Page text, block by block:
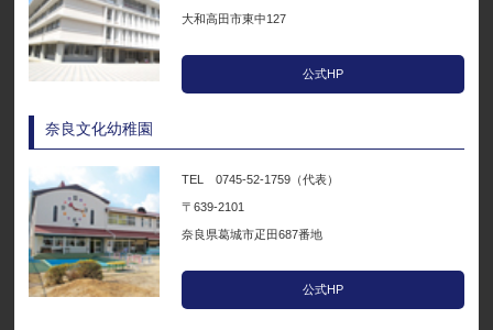
大和高田市東中127
公式HP
奈良文化幼稚園
TEL 0745-52-1759（代表）
〒639-2101
奈良県葛城市疋田687番地
公式HP